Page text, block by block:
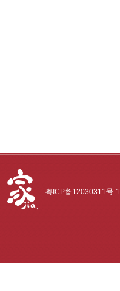
粤ICP备12030311号-1